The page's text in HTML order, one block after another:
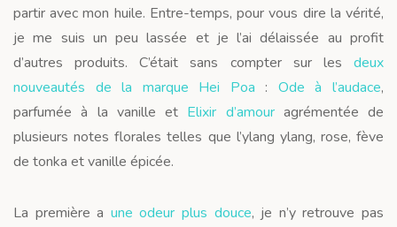
partir avec mon huile. Entre-temps, pour vous dire la vérité,
je me suis un peu lassée et je l’ai délaissée au profit
d’autres produits. C’était sans compter sur les deux
nouveautés de la marque Hei Poa : Ode à l’audace,
parfumée à la vanille et Elixir d’amouragrémentée de
plusieurs notes florales telles que l’ylang ylang, rose, fève
de tonka et vanille épicée.
La première a une odeur plus douce, je n’y retrouve pas